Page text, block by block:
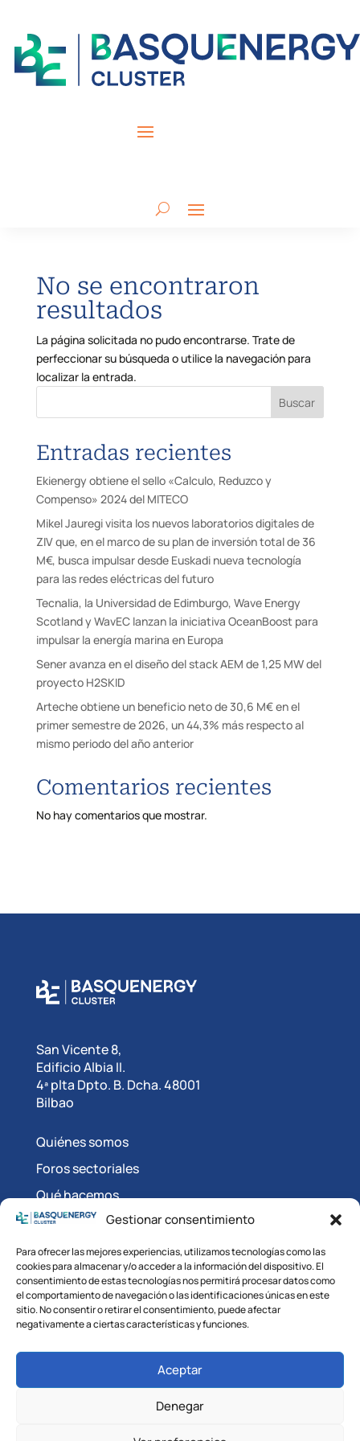
Gestionar consentimiento
Para ofrecer las mejores experiencias, utilizamos tecnologías como las
cookies para almacenar y/o acceder a la información del dispositivo. El
consentimiento de estas tecnologías nos permitirá procesar datos como
el comportamiento de navegación o las identificaciones únicas en este
sitio. No consentir o retirar el consentimiento, puede afectar
negativamente a ciertas características y funciones.
Aceptar
Denegar
No se encontraron
resultados
La página solicitada no pudo encontrarse. Trate de
perfeccionar su búsqueda o utilice la navegación para
localizar la entrada.
Buscar
Entradas recientes
Ekienergy obtiene el sello «Calculo, Reduzco y
Compenso» 2024 del MITECO
Mikel Jauregi visita los nuevos laboratorios digitales de
ZIV que, en el marco de su plan de inversión total de 36
M€, busca impulsar desde Euskadi nueva tecnología
para las redes eléctricas del futuro
Tecnalia, la Universidad de Edimburgo, Wave Energy
Scotland y WavEC lanzan la iniciativa OceanBoost para
impulsar la energía marina en Europa
Sener avanza en el diseño del stack AEM de 1,25 MW del
proyecto H2SKID
Arteche obtiene un beneficio neto de 30,6 M€ en el
primer semestre de 2026, un 44,3% más respecto al
mismo periodo del año anterior
Comentarios recientes
No hay comentarios que mostrar.
San Vicente 8,
Edificio Albia II.
4ª plta Dpto. B. Dcha. 48001
Bilbao
Quiénes somos
Foros sectoriales
Qué hacemos
Vigilancia competitiva
Talento
Síguenos en:
© BASQUENERGY CLUSTER 2025.